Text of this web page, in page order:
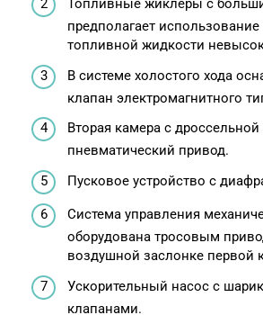
Топливные жиклеры с
предполагает
топливной жидкости
В системе холостого хода
клапан электромагнитного
Вторая камера с
пневматический привод.
Пусковое устройство с
Система управления
оборудована тросовым
воздушной заслонке первой
Ускорительный насос с
клапанами.